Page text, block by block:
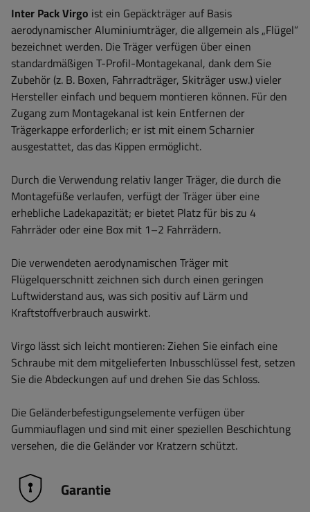
Inter Pack Virgo ist ein Gepäckträger auf Basis
aerodynamischer Aluminiumträger, die allgemein als „Flügel“
bezeichnet werden. Die Träger verfügen über einen
standardmäßigen T-Profil-Montagekanal, dank dem Sie
Zubehör (z. B. Boxen, Fahrradträger, Skiträger usw.) vieler
Hersteller einfach und bequem montieren können. Für den
Zugang zum Montagekanal ist kein Entfernen der
Trägerkappe erforderlich; er ist mit einem Scharnier
ausgestattet, das das Kippen ermöglicht.
Durch die Verwendung relativ langer Träger, die durch die
Montagefüße verlaufen, verfügt der Träger über eine
erhebliche Ladekapazität; er bietet Platz für bis zu 4
Fahrräder oder eine Box mit 1–2 Fahrrädern.
Die verwendeten aerodynamischen Träger mit
Flügelquerschnitt zeichnen sich durch einen geringen
Luftwiderstand aus, was sich positiv auf Lärm und
Kraftstoffverbrauch auswirkt.
Virgo lässt sich leicht montieren: Ziehen Sie einfach eine
Schraube mit dem mitgelieferten Inbusschlüssel fest, setzen
Sie die Abdeckungen auf und drehen Sie das Schloss.
Die Geländerbefestigungselemente verfügen über
Gummiauflagen und sind mit einer speziellen Beschichtung
versehen, die die Geländer vor Kratzern schützt.
Garantie